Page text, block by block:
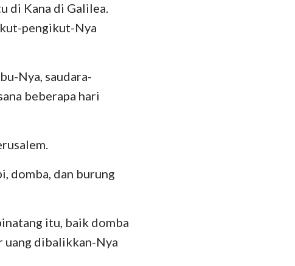
di Kana di Galilea.
pengikut-Nya
Nya, saudara-
beberapa hari
domba, dan burung
itu, baik domba
uang dibalikkan-Nya